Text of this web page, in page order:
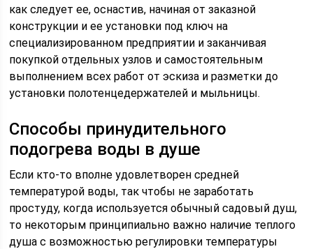
как следует ее, оснастив, начиная от заказной
конструкции и ее установки под ключ на
специализированном предприятии и заканчивая
покупкой отдельных узлов и самостоятельным
выполнением всех работ от эскиза и разметки до
установки полотенцедержателей и мыльницы.
Способы принудительного
подогрева воды в душе
Если кто-то вполне удовлетворен средней
температурой воды, так чтобы не заработать
простуду, когда используется обычный садовый душ,
то некоторым принципиально важно наличие теплого
душа с возможностью регулировки температуры